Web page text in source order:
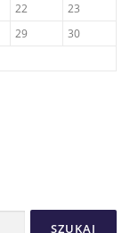
22
23
29
30